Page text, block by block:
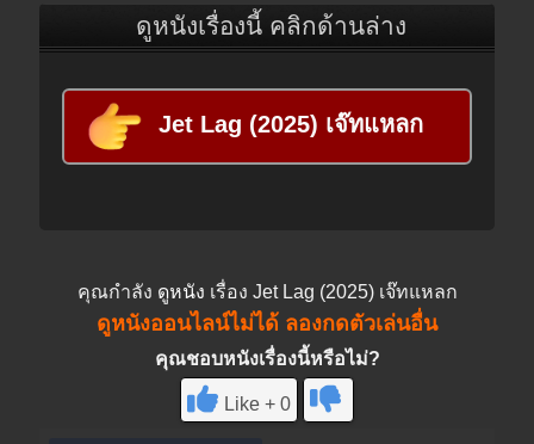
ดูหนังเรื่องนี้ คลิกด้านล่าง
Jet Lag (2025) เจ๊ทแหลก
คุณกำลัง ดูหนัง เรื่อง Jet Lag (2025) เจ๊ทแหลก
ดูหนังออนไลน์ไม่ได้ ลองกดตัวเล่นอื่น
คุณชอบหนังเรื่องนี้หรือไม่?
Like + 0